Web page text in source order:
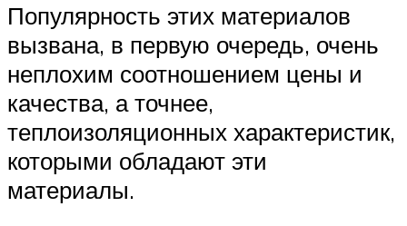
Популярность этих материалов
вызвана, в первую очередь, очень
неплохим соотношением цены и
качества, а точнее,
теплоизоляционных характеристик,
которыми обладают эти
материалы.